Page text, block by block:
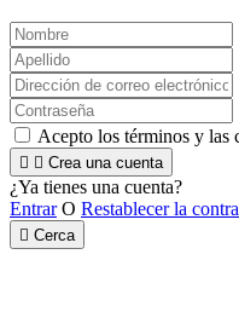
Acepto los términos y las
  Crea una cuenta
¿Ya tienes una cuenta?
EntrarO Restablecer la
 Cerca